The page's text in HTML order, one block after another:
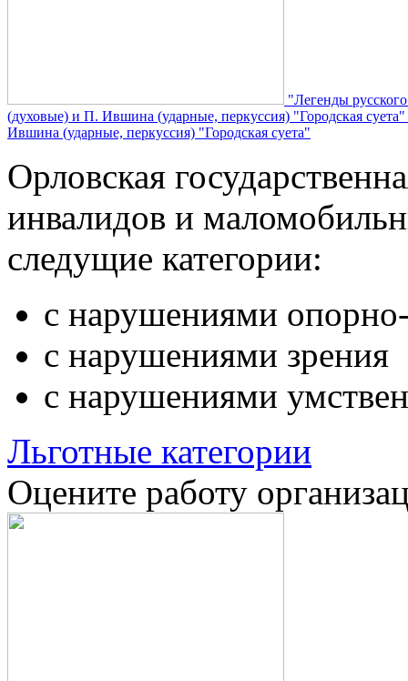
"Легенды
(духовые) и П. Ившина (ударные, перкуссия) "Городская суета"
Ившина (ударные, перкуссия) "Городская суета"
Орловская
инвалидов и
следущие категории:
с нарушениями опорно-
с нарушениями зрения
с нарушениями
Льготные категории
Оцените работу